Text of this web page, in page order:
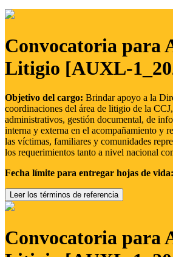
Convocatoria para
Litigio [AUXL-
Objetivo del cargo: Brindar apoyo a la
coordinaciones del área de litigio de la
administrativos, gestión documental, de
interna y externa en el acompañamiento y
las víctimas, familiares y comunidades
los requerimientos tanto a nivel nacional
Fecha límite para entregar hojas de vida:
Leer los términos de referencia
Convocatoria para